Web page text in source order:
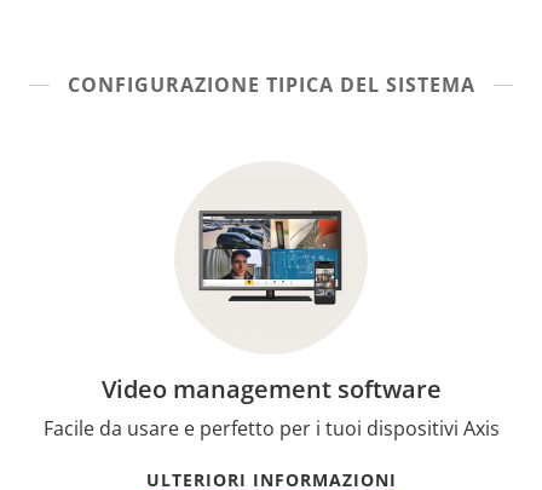
CONFIGURAZIONE TIPICA DEL SISTEMA
Video management software
Facile da usare e perfetto per i tuoi dispositivi Axis
ULTERIORI INFORMAZIONI